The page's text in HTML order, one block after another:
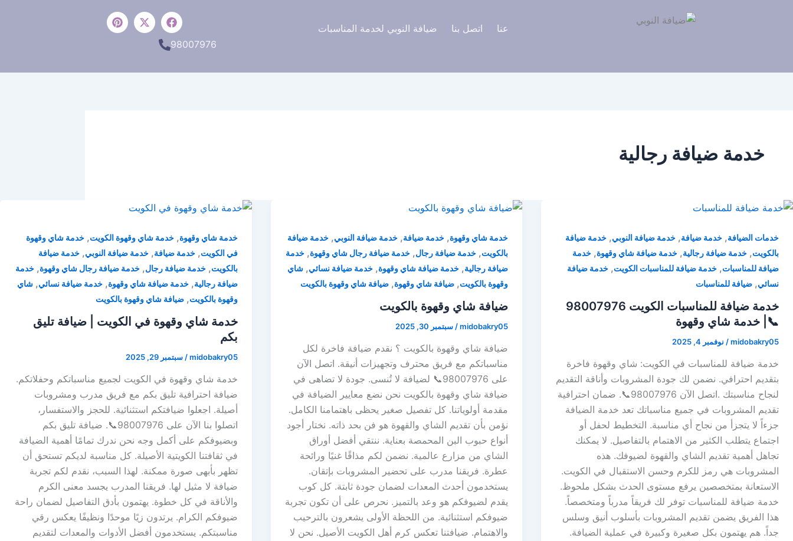
عنا اتصل بنا ضيافة النوبي لخدمة المناسبات
F
a
e
X
-
P
i
98007976
خدمة ضيافة رجالية
خدمات الضيافة, خدمة ضيافة, خدمة ضيافة النوبي, خدمة ضيافة
بالكويت, خدمة ضيافة رجالية, خدمة ضيافة شاي وقهوة, خدمة
ضيافة للمناسبات, خدمة ضيافة للمناسبات الكويت, خدمة ضيافة
نسائي, ضيافة للمناسبات
خدمة ضيافة للمناسبات الكويت 98007976
📞| خدمة شاي وقهوة
midobakry05
/ نوفمبر 4, 2025
خدمة ضيافة للمناسبات في الكويت: شاي وقهوة فاخرة
بتقديم احترافي. نضمن لك جودة المشروبات وأناقة التقديم
لنجاح مناسبتك .اتصل الآن 98007976📞. ضمان احترافية
تقديم المشروبات في جميع مناسباتك تعد خدمة الضيافة
جزءاً لا يتجزأ من نجاح أي مناسبة. التخطيط لحفل أو
اجتماع يتطلب الكثير من الاهتمام بالتفاصيل. لا يمكنك
تجاهل أهمية تقديم الشاي والقهوة لضيوفك. هذه
المشروبات هي رمز للكرم وحسن الاستقبال في الكويت.
الاستعانة بمتخصصين يرفع مستوى الحدث بشكل ملحوظ.
خدمة ضيافة للمناسبات توفر لك فريقاً مدرباً ومتخصصاً.
هذا الفريق يضمن تقديم المشروبات بأسلوب أنيق وسلس
جداً. هم يهتمون بكل صغيرة وكبيرة في عملية الضيافة.
خدمة شاي وقهوة, خدمة ضيافة, خدمة ضيافة النوبي, خدمة ضيافة
بالكويت, خدمة ضيافة رجال, خدمة ضيافة رجال شاي وقهوة, خدمة
ضيافة رجالية, خدمة ضيافة شاي وقهوة, خدمة ضيافة نسائي, شاي
وقهوة بالكويت, ضيافة شاي وقهوة, ضيافة شاي وقهوة بالكويت
ضيافة شاي وقهوة بالكويت
midobakry05
/ سبتمبر 30, 2025
ضيافة شاي وقهوة بالكويت ؟ نقدم ضيافة فاخرة لكل
مناسباتكم مع فريق محترف وتجهيزات أنيقة. اتصل الآن
على 98007976📞 لضيافة لا تُنسى. جودة لا تضاهى في
ضيافة شاي وقهوة بالكويت نحن نضع معايير الضيافة في
مقدمة أولوياتنا. كل تفصيل صغير يحظى باهتمامنا الكامل.
نؤمن بأن تقديم الشاي والقهوة هو فن بحد ذاته. نختار أجود
أنواع حبوب البن المحمصة بعناية. ننتقي أفضل أوراق
الشاي من مزارع عالمية. نضمن لكم مذاقًا غنيًا ورائحة
عطرة. فريقنا مدرب على تحضير المشروبات بإتقان.
يستخدمون أحدث المعدات لضمان جودة ثابتة. كل كوب
يقدم لضيوفكم هو وعد بالتميز. نحرص على أن تكون تجربة
ضيوفكم استثنائية. من اللحظة الأولى يشعرون بالترحيب
والاهتمام. ضيافتنا تعكس كرم أهل الكويت الأصيل. نحن لا
خدمة شاي وقهوة,خدمة شاي وقهوة الكويت,خدمة شاي وقهوة
في الكويت,خدمة ضيافة,خدمة ضيافة النوبي,خدمة ضيافة
بالكويت,خدمة ضيافة رجال,خدمة ضيافة رجال شاي وقهوة,خدمة
ضيافة رجالية,خدمة ضيافة شاي وقهوة,خدمة ضيافة نسائي,شاي
وقهوة بالكويت,ضيافة شاي وقهوة بالكويت
خدمة شاي وقهوة في الكويت | ضيافة تليق
بكم
midobakry05
/سبتمبر 29, 2025
خدمة شاي وقهوة في الكويت لجميع مناسباتكم وحفلاتكم.
ضيافة احترافية تليق بكم مع فريق مدرب ومشروبات
أصيلة. اجعلوا ضيافتكم استثنائية. للحجز والاستفسار،
اتصلوا بنا الآن على 98007976📞. ضيافة تليق بكم
وبضيوفكم على أكمل وجه نحن ندرك تمامًا أهمية الضيافة
في ثقافتنا الكويتية الأصيلة. كل مناسبة لديكم تستحق أن
تظهر بأبهى صورة ممكنة. لهذا السبب، نقدم لكم تجربة
ضيافة لا مثيل لها. فريقنا المدرب يجسد معنى الكرم
والأناقة في كل خطوة. يهتمون بأدق التفاصيل لضمان راحة
ضيوفكم الكرام. يرتدون زيًا موحدًا ونظيفًا يعكس رقي
مناسبتكم. يستخدمون أفضل الأدوات والمعدات لتقديم